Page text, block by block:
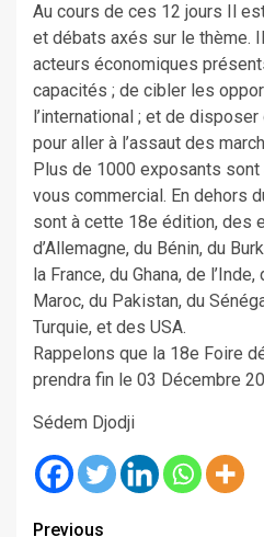
Au cours de ces 12 jours Il
et débats axés sur le thème.
acteurs économiques
capacités ; de cibler les
l’international ; et de
pour aller à l’assaut des
Plus de 1000 exposants
vous commercial. En dehors
sont à cette 18e édition, des
d’Allemagne, du Bénin, du
la France, du Ghana, de
Maroc, du Pakistan, du
Turquie, et des USA.
Rappelons que la 18e Foire
prendra fin le 03 Décembre
Sédem Djodji
Previous